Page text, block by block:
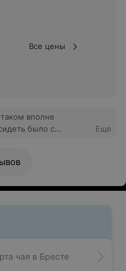
Все цены
вполне
было с
Еще
чая в Бресте